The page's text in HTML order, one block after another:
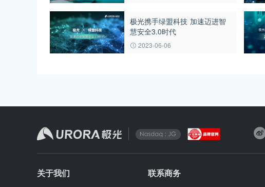
极光携手绿盟科技 加速迈进智
慧安全3.0时代
2023-06-06
关于我们 联系商务